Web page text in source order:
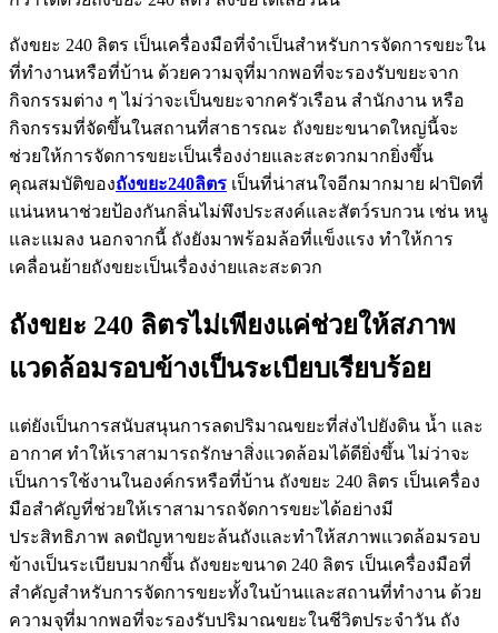
ถังขยะ 240 ลิตร เป็นเครื่องมือที่จำเป็นสำหรับการจัดการขยะใน
ที่ทำงานหรือที่บ้าน ด้วยความจุที่มากพอที่จะรองรับขยะจาก
กิจกรรมต่าง ๆ ไม่ว่าจะเป็นขยะจากครัวเรือน สำนักงาน หรือ
กิจกรรมที่จัดขึ้นในสถานที่สาธารณะ ถังขยะขนาดใหญ่นี้จะ
ช่วยให้การจัดการขยะเป็นเรื่องง่ายและสะดวกมากยิ่งขึ้น
คุณสมบัติของถังขยะ240ลิตร เป็นที่น่าสนใจอีกมากมาย ฝาปิดที่
แน่นหนาช่วยป้องกันกลิ่นไม่พึงประสงค์และสัตว์รบกวน เช่น หนู
และแมลง นอกจากนี้ ถังยังมาพร้อมล้อที่แข็งแรง ทำให้การ
เคลื่อนย้ายถังขยะเป็นเรื่องง่ายและสะดวก
ถังขยะ 240 ลิตรไม่เพียงแค่ช่วยให้สภาพ
แวดล้อมรอบข้างเป็นระเบียบเรียบร้อย
แต่ยังเป็นการสนับสนุนการลดปริมาณขยะที่ส่งไปยังดิน น้ำ และ
อากาศ ทำให้เราสามารถรักษาสิ่งแวดล้อมได้ดียิ่งขึ้น ไม่ว่าจะ
เป็นการใช้งานในองค์กรหรือที่บ้าน ถังขยะ 240 ลิตร เป็นเครื่อง
มือสำคัญที่ช่วยให้เราสามารถจัดการขยะได้อย่างมี
ประสิทธิภาพ ลดปัญหาขยะล้นถังและทำให้สภาพแวดล้อมรอบ
ข้างเป็นระเบียบมากขึ้น ถังขยะขนาด 240 ลิตร เป็นเครื่องมือที่
สำคัญสำหรับการจัดการขยะทั้งในบ้านและสถานที่ทำงาน ด้วย
ความจุที่มากพอที่จะรองรับปริมาณขยะในชีวิตประจำวัน ถัง